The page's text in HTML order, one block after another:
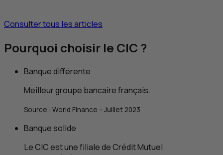
Consulter tous les articles
Pourquoi choisir le CIC ?
Banque différente
Meilleur groupe bancaire français.
Source : World Finance – Juillet 2023
Banque solide
LeCICest une filiale de Crédit Mutuel